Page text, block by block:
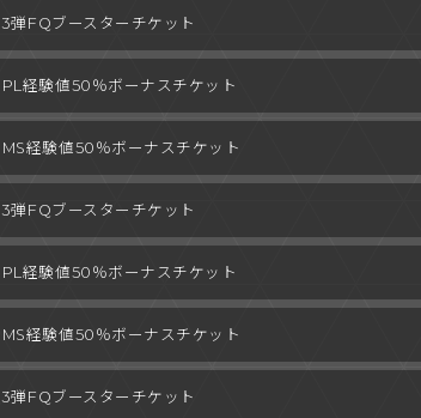
3弾FQブースターチケット
PL経験値50％ボーナスチケット
MS経験値50％ボーナスチケット
3弾FQブースターチケット
PL経験値50％ボーナスチケット
MS経験値50％ボーナスチケット
3弾FQブースターチケット